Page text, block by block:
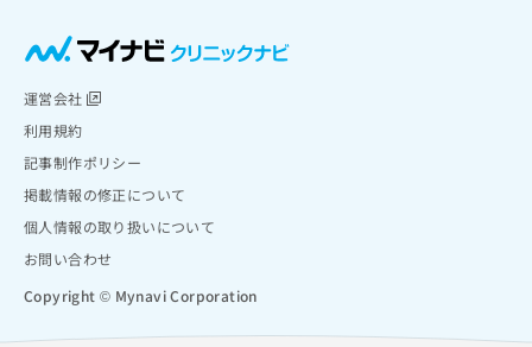
運営会社
利用規約
記事制作ポリシー
掲載情報の修正について
個人情報の取り扱いについて
お問い合わせ
Copyright © Mynavi Corporation